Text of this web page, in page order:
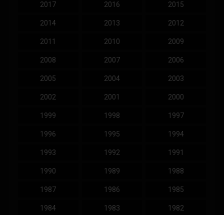
2017 2016 2015
2014 2013 2012
2011 2010 2009
2008 2007 2006
2005 2004 2003
2002 2001 2000
1999 1998 1997
1996 1995 1994
1993 1992 1991
1990 1989 1988
1987 1986 1985
1984 1983 1982